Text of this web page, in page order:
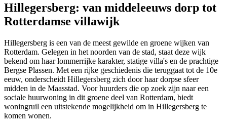
Hillegersberg: van middeleeuws dorp tot
Rotterdamse villawijk
Hillegersberg is een van de meest gewilde en groene wijken van
Rotterdam. Gelegen in het noorden van de stad, staat deze wijk
bekend om haar lommerrijke karakter, statige villa's en de prachtige
Bergse Plassen. Met een rijke geschiedenis die teruggaat tot de 10e
eeuw, onderscheidt Hillegersberg zich door haar dorpse sfeer
midden in de Maasstad. Voor huurders die op zoek zijn naar een
sociale huurwoning in dit groene deel van Rotterdam, biedt
woningruil een uitstekende mogelijkheid om in Hillegersberg te
komen wonen.